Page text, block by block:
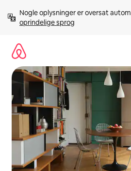
videre
Nogle oplysninger er oversat
oprindelige sprog